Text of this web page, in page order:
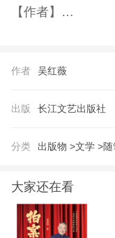
【作者】
吴红薇，1962年
报》《生活周刊
的年度选本、选集
作者 吴红薇
出版 长江文艺出版社
分类 出版物 >文学 >随
大家还在看